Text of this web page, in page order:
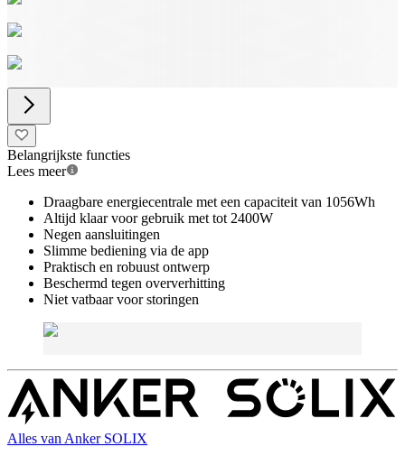
Belangrijkste functies
Lees meer
Draagbare energiecentrale met een capaciteit van 1056Wh
Altijd klaar voor gebruik met tot 2400W
Negen aansluitingen
Slimme bediening via de app
Praktisch en robuust ontwerp
Beschermd tegen oververhitting
Niet vatbaar voor storingen
Alles van Anker SOLIX